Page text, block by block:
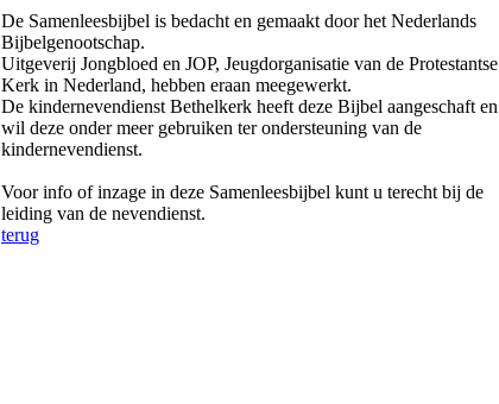
De Samenleesbijbel is bedacht en gemaakt door het Nederlands
Bijbelgenootschap.
Uitgeverij Jongbloed en JOP, Jeugdorganisatie van de Protestantse
Kerk in Nederland, hebben eraan meegewerkt.
De kindernevendienst Bethelkerk heeft deze Bijbel aangeschaft en
wil deze onder meer gebruiken ter ondersteuning van de
kindernevendienst.
Voor info of inzage in deze Samenleesbijbel kunt u terecht bij de
leiding van de nevendienst.
terug